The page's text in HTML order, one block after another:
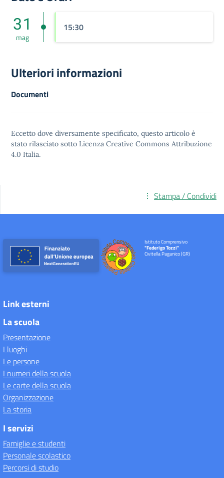
31
mag
15:30
Ulteriori informazioni
Documenti
Eccetto dove diversamente specificato, questo articolo è
stato rilasciato sotto Licenza Creative Commons Attribuzione
4.0 Italia.
Stampa / Condividi
Istituto Comprensivo
"Federigo Tozzi"
Civitella Paganico (GR)
Link esterni
La scuola
Presentazione
I luoghi
Le persone
I numeri della scuola
Le carte della scuola
Organizzazione
La storia
I servizi
Famiglie e studenti
Personale scolastico
Percorsi di studio